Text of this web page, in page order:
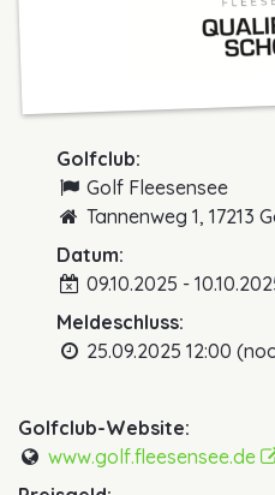
Golfclub:
Golf Fleesensee
Tannenweg 1, 17213
Datum:
09.10.2025 -
Meldeschluss:
25.09.2025 12:00
Golfclub-Website:
www.golf.fleesensee.de